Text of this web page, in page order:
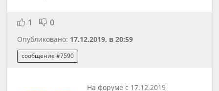
1 0
Опубликовано: 17.12.2019, в 20:59
сообщение #7590
На форуме с 17.12.2019